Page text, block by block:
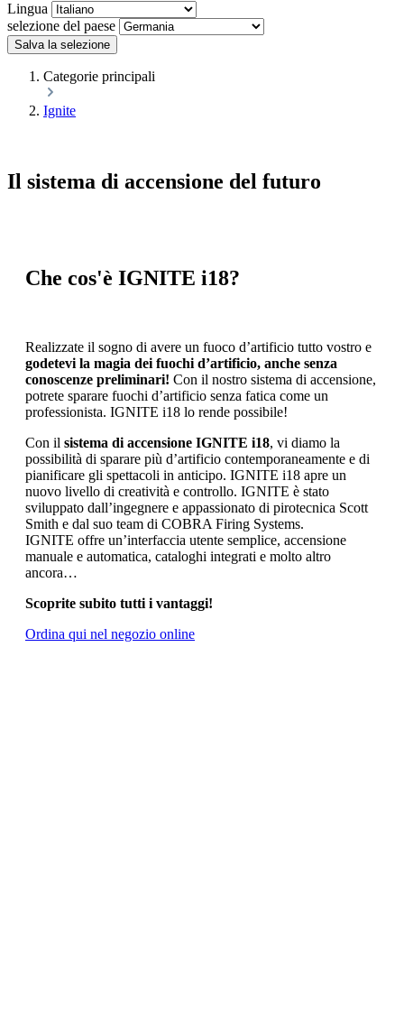
Lingua
selezione del paese
Salva la selezione
Categorie principali
Ignite
Il sistema di accensione del futuro
Che cos'è IGNITE i18?
Realizzate il sogno di avere un fuoco d’artificio tutto vostro e
godetevi la magia dei fuochi d’artificio, anche senza
conoscenze preliminari! Con il nostro sistema di accensione,
potrete sparare fuochi d’artificio senza fatica come un
professionista. IGNITE i18 lo rende possibile!
Con il sistema di accensione IGNITE i18, vi diamo la
possibilità di sparare più d’artificio contemporaneamente e di
pianificare gli spettacoli in anticipo. IGNITE i18 apre un
nuovo livello di creatività e controllo. IGNITE è stato
sviluppato dall’ingegnere e appassionato di pirotecnica Scott
Smith e dal suo team di COBRA Firing Systems.
IGNITE offre un’interfaccia utente semplice, accensione
manuale e automatica, cataloghi integrati e molto altro
ancora…
Scoprite subito tutti i vantaggi!
Ordina qui nel negozio online